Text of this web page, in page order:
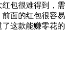
包很难得到，需
面的红包很容易
这款能赚零花的